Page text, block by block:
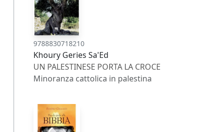
9788830718210
Khoury Geries Sa'Ed
UN PALESTINESE PORTA LA CROCE
Minoranza cattolica in palestina